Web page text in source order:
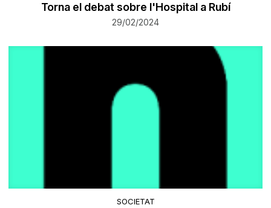
Torna el debat sobre l'Hospital a Rubí
29/02/2024
SOCIETAT